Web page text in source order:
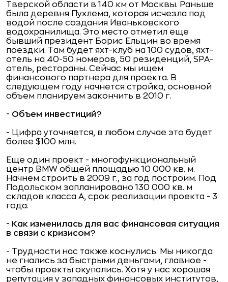
Тверской области в 140 км от Москвы. Раньше
была деревня Пухлема, которая исчезла под
водой после создания Иваньковского
водохранилища. Это место отметил еще
бывший президент Борис Ельцин во время
поездки. Там будет яхт-клуб на 100 судов, яхт-
отель на 40-50 номеров, 50 резиденций, SPA-
отель, рестораны. Сейчас мы ищем
финансового партнера для проекта. В
следующем году начнется стройка, основной
объем планируем закончить в 2010 г.
- Объем инвестиций?
- Цифра уточняется, в любом случае это будет
более $100 млн.
Еще один проект - многофункциональный
центр BMW общей площадью 10 000 кв. м.
Начнем строить в 2009 г., за год построим. Под
Подольском запланировано 130 000 кв. м
складов класса А, срок реализации проекта - 3
года.
- Как изменилась для вас финансовая ситуация
в связи с кризисом?
- Трудности нас также коснулись. Мы никогда
не гнались за быстрыми деньгами, главное -
чтобы проекты окупались. Хотя у нас хорошая
репутация у западных финансовых институтов,